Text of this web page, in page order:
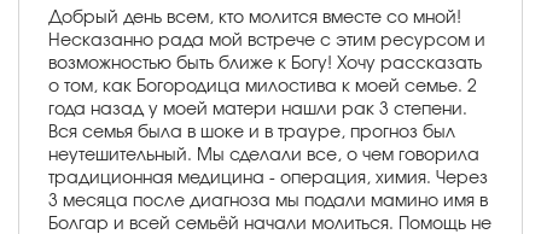
Добрый день всем, кто молится вместе со мной!
Несказанно рада мой встрече с этим ресурсом и
возможностью быть ближе к Богу! Хочу рассказать
о том, как Богородица милостива к моей семье. 2
года назад у моей матери нашли рак 3 степени.
Вся семья была в шоке и в трауре, прогноз был
неутешительный. Мы сделали все, о чем говорила
традиционная медицина - операция, химия. Через
3 месяца после диагноза мы подали мамино имя в
Болгар и всей семьёй начали молиться. Помощь не